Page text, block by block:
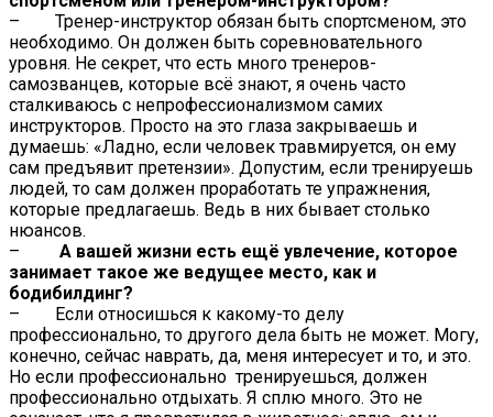
– Тренер-инструктор обязан быть спортсменом, это
необходимо. Он должен быть соревновательного
уровня. Не секрет, что есть много тренеров-
самозванцев, которые всё знают, я очень часто
сталкиваюсь с непрофессионализмом самих
инструкторов. Просто на это глаза закрываешь и
думаешь: «Ладно, если человек травмируется, он ему
сам предъявит претензии». Допустим, если тренируешь
людей, то сам должен проработать те упражнения,
которые предлагаешь. Ведь в них бывает столько
нюансов.
–
А вашей жизни есть ещё увлечение, которое
занимает такое же ведущее место, как и
бодибилдинг?
– Если относишься к какому-то делу
профессионально, то другого дела быть не может. Могу,
конечно, сейчас наврать, да, меня интересует и то, и это.
Но если профессионально тренируешься, должен
профессионально отдыхать. Я сплю много. Это не